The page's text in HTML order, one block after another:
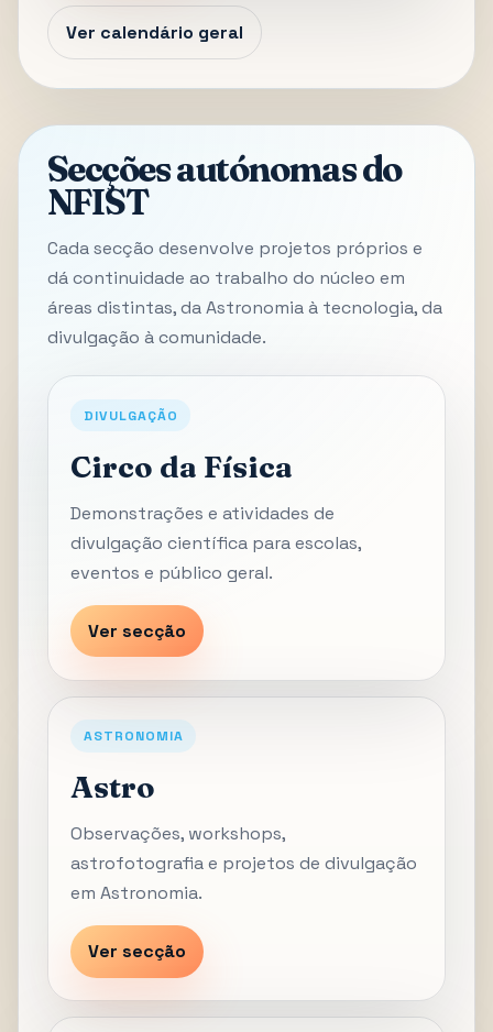
Ver calendário geral
Secções autónomas do
NFIST
Cada secção desenvolve projetos próprios e
dá continuidade ao trabalho do núcleo em
áreas distintas, da Astronomia à tecnologia, da
divulgação à comunidade.
DIVULGAÇÃO
Circo da Física
Demonstrações e atividades de
divulgação científica para escolas,
eventos e público geral.
Ver secção
ASTRONOMIA
Astro
Observações, workshops,
astrofotografia e projetos de divulgação
em Astronomia.
Ver secção